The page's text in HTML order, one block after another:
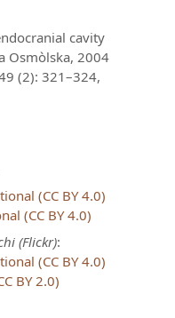
cavity
Osmòlska, 2004
(2): 321–324,
(CC BY 4.0)
(Flickr):
BY 2.0)